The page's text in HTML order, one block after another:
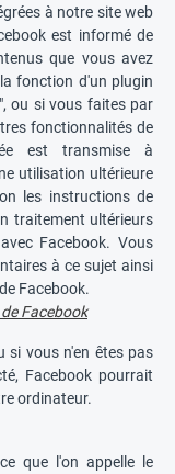
à notre site web
est informé de
que vous avez
fonction d'un plugin
ou si vous faites par
fonctionnalités de
est transmise à
utilisation ultérieure
les instructions de
traitement ultérieurs
Facebook. Vous
à ce sujet ainsi
Facebook.
Facebook
si vous n'en êtes pas
Facebook pourrait
ordinateur.
que l'on appelle le